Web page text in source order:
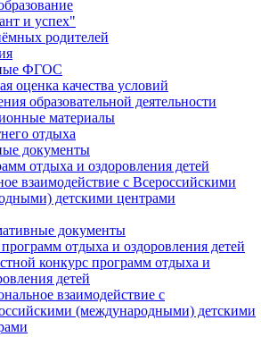
и успех"
родителей
ФГОС
оценка качества условий
образовательной деятельности
материалы
отдыха
документы
отдыха и оздоровления детей
взаимодействие с Всероссийскими
детскими центрами
документы
отдыха и оздоровления детей
конкурс программ отдыха и
детей
взаимодействие с
(международными) детскими